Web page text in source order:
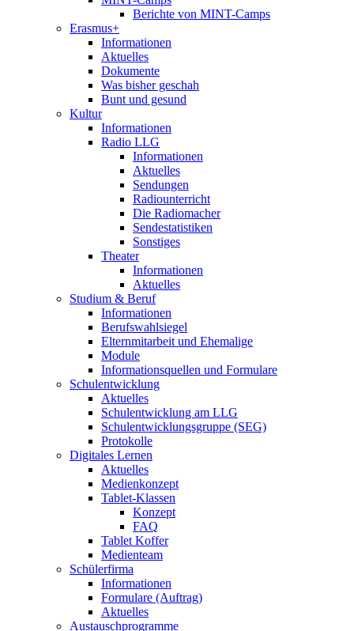
Berichte von MINT-Camps
Erasmus+
Informationen
Aktuelles
Dokumente
Was bisher geschah
Bunt und gesund
Kultur
Informationen
Radio LLG
Informationen
Aktuelles
Sendungen
Radiounterricht
Die Radiomacher
Sendestatistiken
Sonstiges
Theater
Informationen
Aktuelles
Studium & Beruf
Informationen
Berufswahlsiegel
Elternmitarbeit und Ehemalige
Module
Informationsquellen und Formulare
Schulentwicklung
Aktuelles
Schulentwicklung am LLG
Schulentwicklungsgruppe (SEG)
Protokolle
Digitales Lernen
Aktuelles
Medienkonzept
Tablet-Klassen
Konzept
FAQ
Tablet Koffer
Medienteam
Schülerfirma
Informationen
Formulare (Auftrag)
Aktuelles
Austauschprogramme